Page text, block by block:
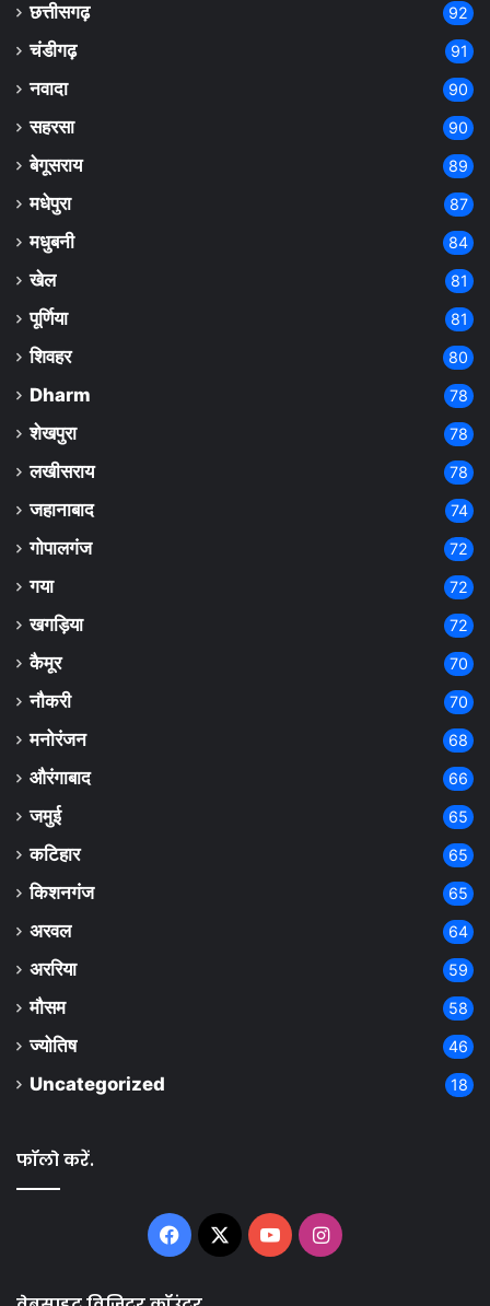
छत्तीसगढ़ 92
चंडीगढ़ 91
नवादा 90
सहरसा 90
बेगूसराय 89
मधेपुरा 87
मधुबनी 84
खेल 81
पूर्णिया 81
शिवहर 80
Dharm 78
शेखपुरा 78
लखीसराय 78
जहानाबाद 74
गोपालगंज 72
गया 72
खगड़िया 72
कैमूर 70
नौकरी 70
मनोरंजन 68
औरंगाबाद 66
जमुई 65
कटिहार 65
किशनगंज 65
अरवल 64
अररिया 59
मौसम 58
ज्योतिष 46
Uncategorized 18
फॉलो करें.
Facebook
X YouTubeInstagram